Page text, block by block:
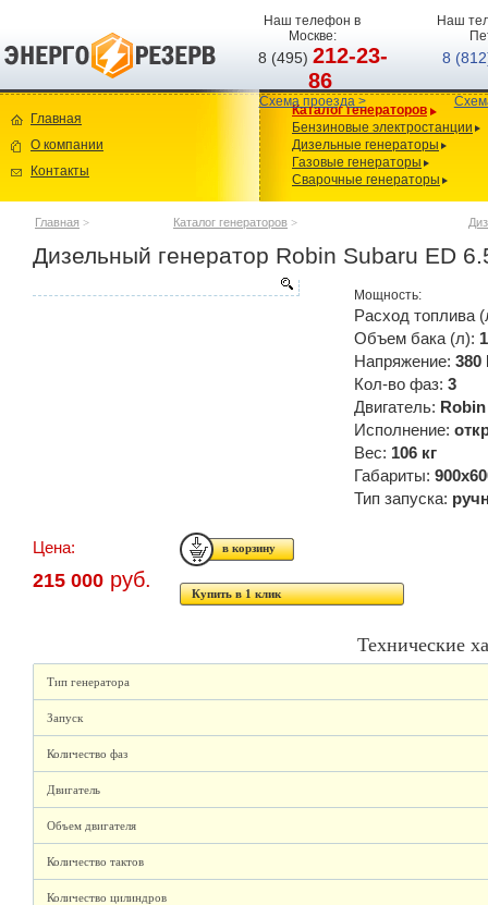
Наш телефон в
Москве:
8 (495)212-23-
86
Схема проезда >
Наш
8
Главная
О компании
Контакты
Каталог генераторов
Бензиновые электростанции
Дизельные генераторы
Газовые генераторы
Сварочные генераторы
Главная > Каталог генераторов >
Дизельный генератор Robin Subaru ED
Мощность:
Расход топлива
Объем бака (л):
Напряжение: 380
Кол-во фаз: 3
Двигатель:
Исполнение:
Вес: 106 кг
Габариты:
Тип запуска:
Цена:
215 000 руб.
Купить в 1 клик
Технические
Тип генератора
Запуск
Количество фаз
Двигатель
Объем двигателя
Количество тактов
Количество цилиндров